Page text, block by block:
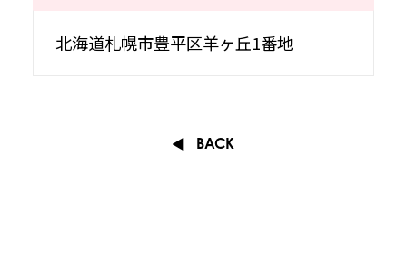
北海道札幌市豊平区羊ヶ丘1番地
BACK